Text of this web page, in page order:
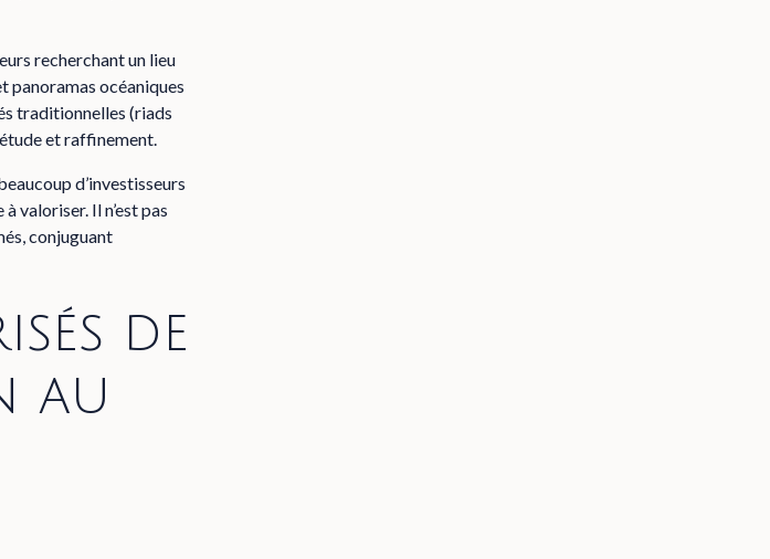
recherchant un lieu
panoramas océaniques
traditionnelles (riads
et raffinement.
d’investisseurs
valoriser. Il n’est pas
conjuguant
de
au